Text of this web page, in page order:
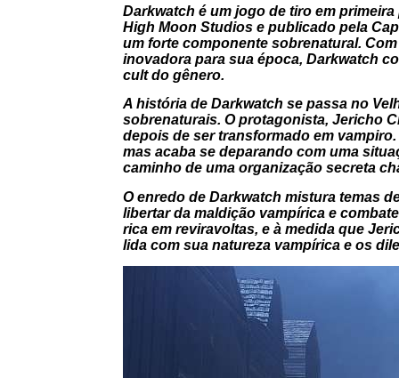
Darkwatch é um jogo de tiro em
High Moon Studios e publicado pela
um forte componente sobrenatural.
inovadora para sua época, Darkwatch
cult do gênero.
A história de Darkwatch se passa no
sobrenaturais. O protagonista, Jericho
depois de ser transformado em
mas acaba se deparando com uma
caminho de uma organização secreta
O enredo de Darkwatch mistura temas
libertar da maldição vampírica e
rica em reviravoltas, e à medida que
lida com sua natureza vampírica e os